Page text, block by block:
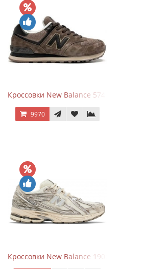
Кроссовки New Balance 574 Umber
9970
Кроссовки New Balance 1906R Arid